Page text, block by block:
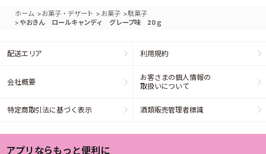
ホーム >お菓子・デザート > お菓子 >駄菓子
>やおきん ロールキャンディ グレープ味 20ｇ
配送エリア 利用規約
会社概要
お客さまの個人情報の
取扱いについて
特定商取引法に基づく表示 酒類販売管理者標識
アプリならもっと便利に